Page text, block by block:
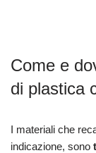
Come e
di plastica
I materiali che
indicazione, sono